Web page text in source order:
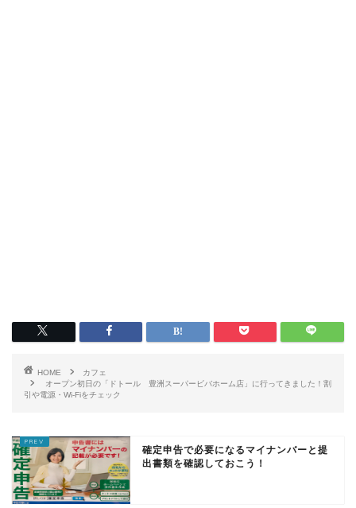
HOME
カフェ
オープン初日の「ドトール 豊洲スーパービバホーム店」に行ってきました！割
引や電源・Wi-Fiをチェック
確定申告で必要になるマイナンバーと提
出書類を確認しておこう！